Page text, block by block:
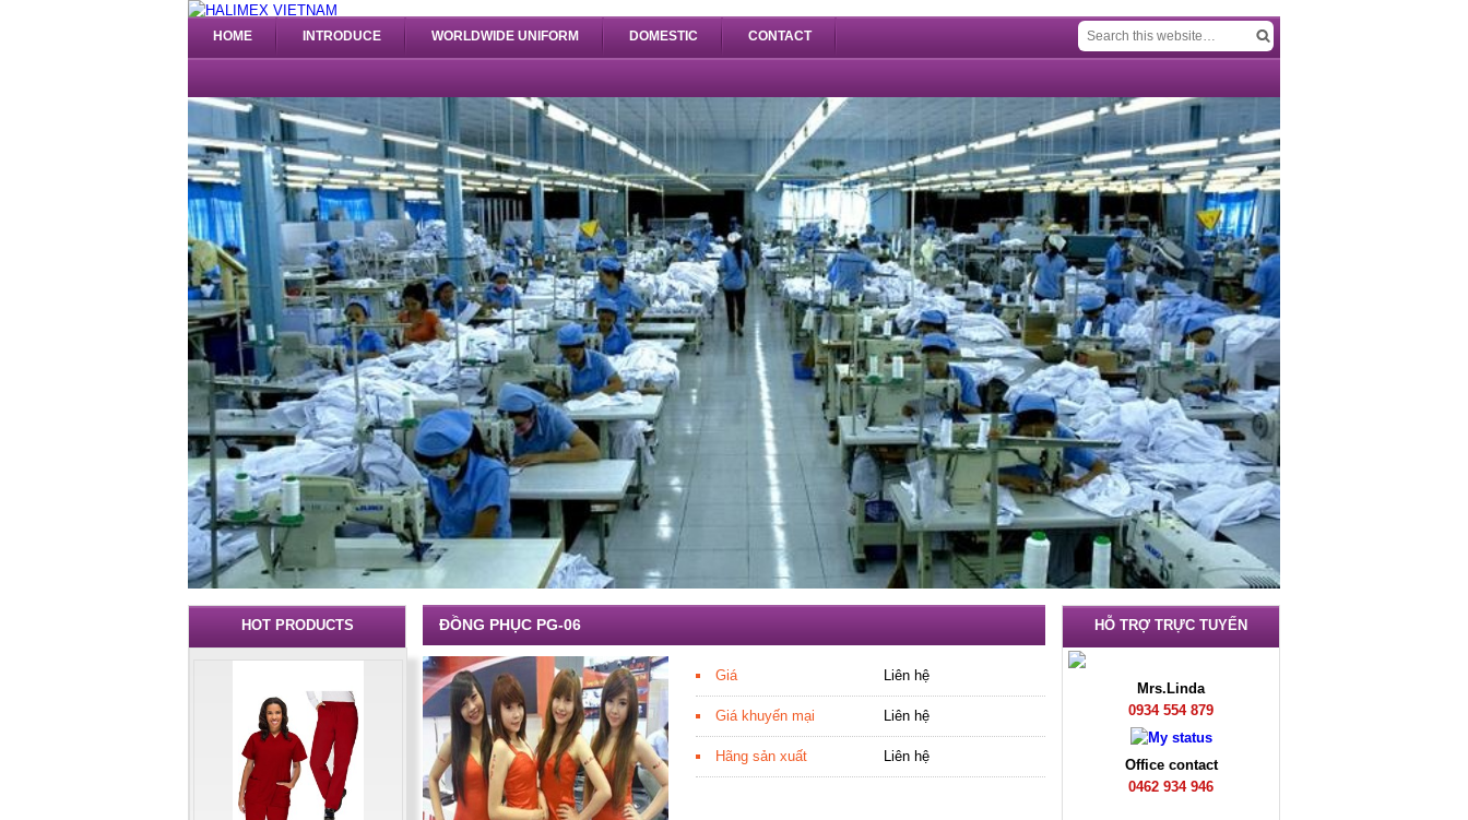
HOME INTRODUCE WORLDWIDE UNIFORM DOMESTIC CONTACT
ĐỒNG PHỤC PG-06
Giá Liên hệ
Giá khuyến mại Liên hệ
Hãng sản xuất Liên hệ
HOT PRODUCTS HỖ TRỢ TRỰC TUYẾN
Mrs.Linda
0934 554 879
Office contact
0462 934 946